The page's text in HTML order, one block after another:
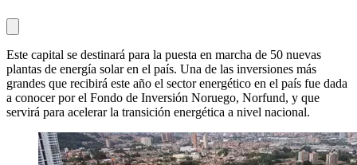
Este capital se destinará para la puesta en marcha de 50 nuevas
plantas de energía solar en el país. Una de las inversiones más
grandes que recibirá este año el sector energético en el país fue dada
a conocer por el Fondo de Inversión Noruego, Norfund, y que
servirá para acelerar la transición energética a nivel nacional.